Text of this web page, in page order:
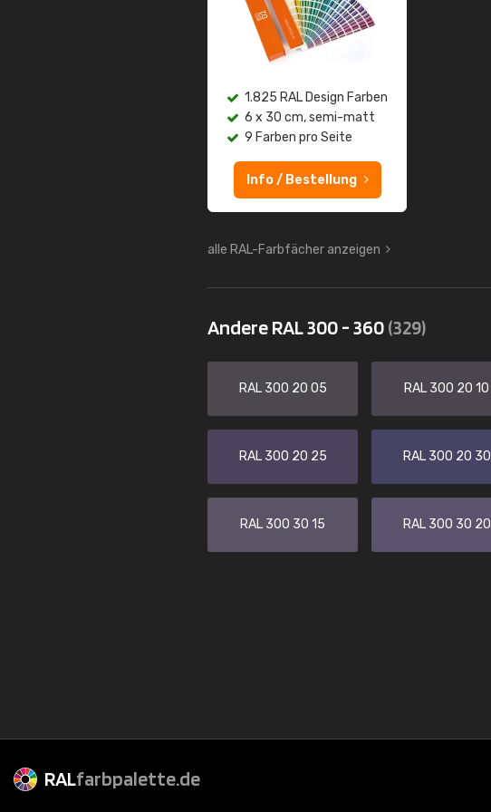
1.825 RAL Design Farben
6 x 30 cm, semi-matt
9 Farben pro Seite
Info / Bestellung
alle RAL-Farbfächer anzeigen
Andere RAL 300 - 360(329)
RAL 300 20 05 RAL 300 20 10
RAL 300 20 25 RAL 300 20 30
RAL 300 30 15 RAL 300 30 20
RALfarbpalette.de